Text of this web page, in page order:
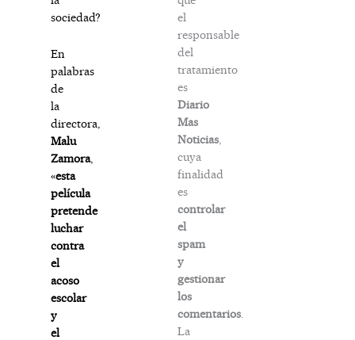
sociedad?
En
palabras
de
la
directora,
Malu
Zamora,
«esta
película
pretende
luchar
contra
el
acoso
escolar
y
el
el
responsable
del
tratamiento
es
Diario
Mas
Noticias,
cuya
finalidad
es
controlar
el
spam
y
gestionar
los
comentarios.
La